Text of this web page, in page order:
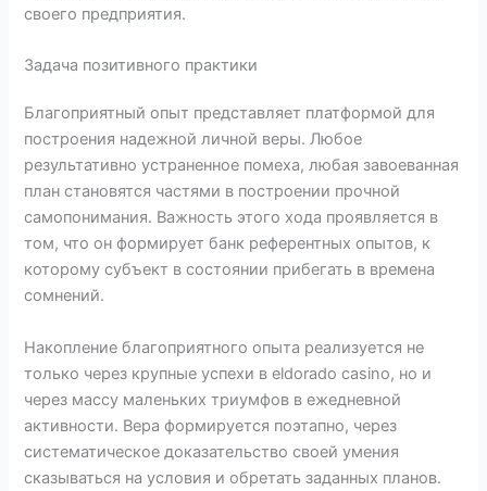
своего предприятия.
Задача позитивного практики
Благоприятный опыт представляет платформой для
построения надежной личной веры. Любое
результативно устраненное помеха, любая завоеванная
план становятся частями в построении прочной
самопонимания. Важность этого хода проявляется в
том, что он формирует банк референтных опытов, к
которому субъект в состоянии прибегать в времена
сомнений.
Накопление благоприятного опыта реализуется не
только через крупные успехи в eldorado casino, но и
через массу маленьких триумфов в ежедневной
активности. Вера формируется поэтапно, через
систематическое доказательство своей умения
сказываться на условия и обретать заданных планов.